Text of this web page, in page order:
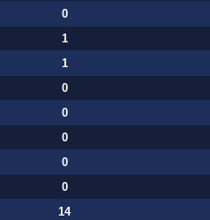
0
1
1
0
0
0
0
0
14